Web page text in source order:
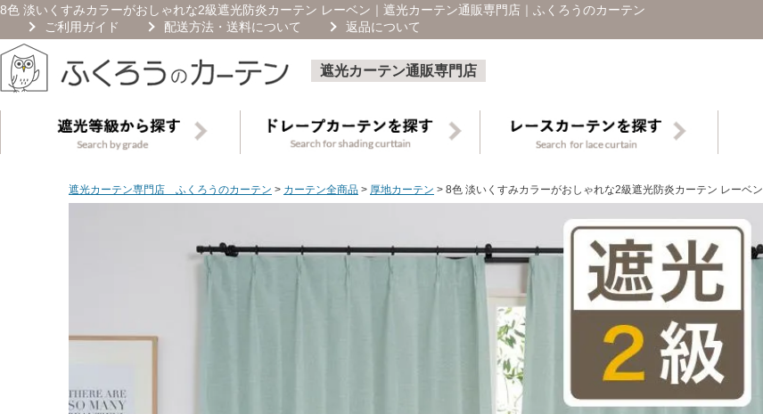
8色 淡いくすみカラーがおしゃれな2級遮光防炎カーテン レーベン｜遮光カーテン通販専門店｜ふくろうのカーテン
ご利用ガイド
配送方法・送料について 返品について
遮光カーテン通販専門店
遮光カーテン専門店 ふくろうのカーテン カーテン全商品 厚地カーテン 8色 淡いくすみカラーがおしゃれな2級遮光防炎カーテン レーベン